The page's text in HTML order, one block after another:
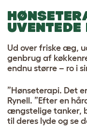
Ud over friske æg,
genbrug af
endnu større – ro i
”Hønseterapi. Det
Rynell. ”Efter ​en
ængstelige tanker,
til deres lyde og se